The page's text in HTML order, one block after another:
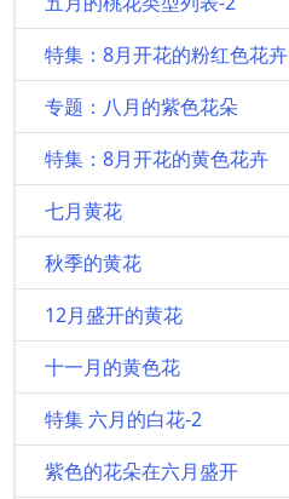
特集：8月开花的粉红色花卉
专题：八月的紫色花朵
特集：8月开花的黄色花卉
七月黄花
秋季的黄花
12月盛开的黄花
十一月的黄色花
特集 六月的白花-2
紫色的花朵在六月盛开